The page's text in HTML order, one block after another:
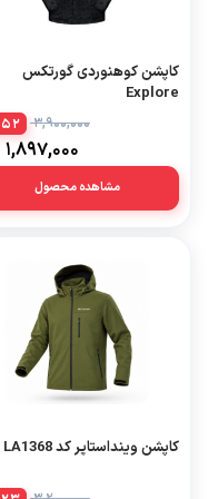
کاپشن کوهنوردی گورتکس
Explore
3,900,000
1,897,000
52
مشاهده محصول
کاپشن وینداستاپر کد LA1368